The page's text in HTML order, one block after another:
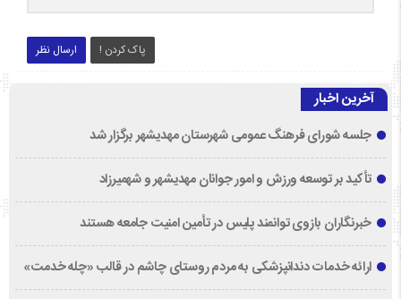
ارسال نظر پاک کردن !
آخرین اخبار
جلسه شورای فرهنگ عمومی شهرستان مهدیشهر برگزار شد
تأکید بر توسعه ورزش و امور جوانان مهدیشهر و شهمیرزاد
خبرنگاران بازوی توانمند پلیس در تأمین امنیت جامعه هستند
ارائه خدمات دندانپزشکی به مردم روستای چاشم در قالب «چله خدمت»